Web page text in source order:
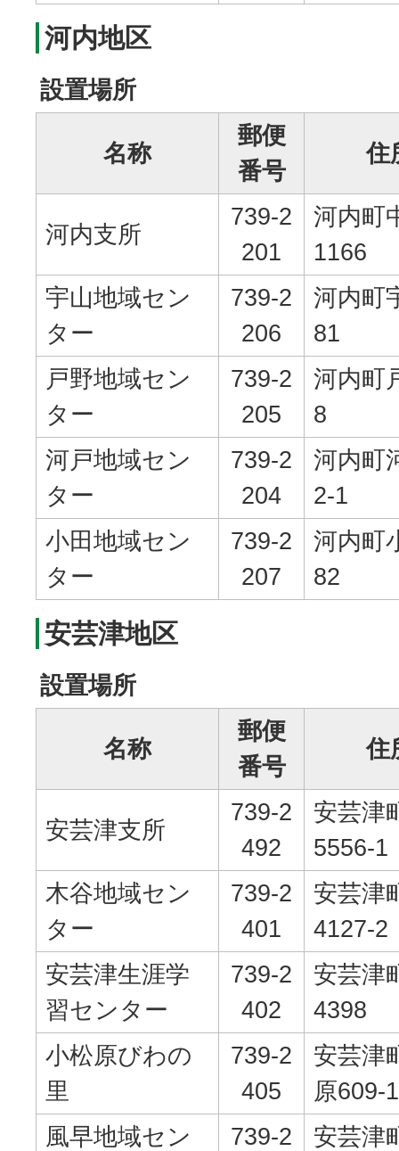
河内地区
設置場所
名称
郵便
番号
住
河内支所
739-2
201
河内町
1166
宇山地域セン
ター
739-2
206
河内町
81
戸野地域セン
ター
739-2
205
河内町
8
河戸地域セン
ター
739-2
204
河内町
2-1
小田地域セン
ター
739-2
207
河内町
82
安芸津地区
設置場所
名称
郵便
番号
住
安芸津支所
739-2
492
安芸津
5556-1
木谷地域セン
ター
739-2
401
安芸津
4127-2
安芸津生涯学
習センター
739-2
402
安芸津
4398
小松原びわの
里
739-2
405
安芸津
原609-1
風早地域セン
739-2
安芸津